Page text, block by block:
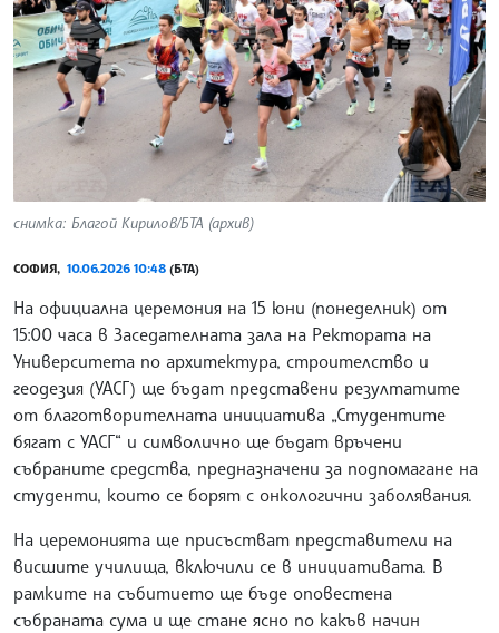
снимка: Благой Кирилов/БТА (архив)
СОФИЯ, 10.06.2026 10:48 (БТА)
На официална церемония на 15 юни (понеделник) от
15:00 часа в Заседателната зала на Ректората на
Университета по архитектура, строителство и
геодезия (УАСГ) ще бъдат представени резултатите
от благотворителната инициатива „Студентите
бягат с УАСГ“ и символично ще бъдат връчени
събраните средства, предназначени за подпомагане на
студенти, които се борят с онкологични заболявания.
На церемонията ще присъстват представители на
висшите училища, включили се в инициативата. В
рамките на събитието ще бъде оповестена
събраната сума и ще стане ясно по какъв начин